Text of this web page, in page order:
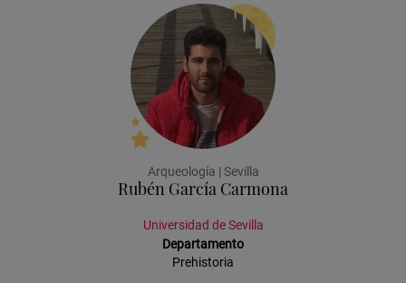
Arqueología | Sevilla
Rubén García Carmona
Universidad de Sevilla
Departamento
Prehistoria